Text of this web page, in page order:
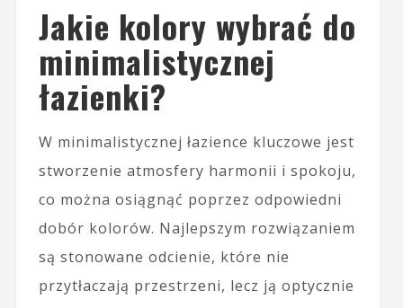
Jakie kolory wybrać do
minimalistycznej
łazienki?
W minimalistycznej łazience kluczowe jest
stworzenie atmosfery harmonii i spokoju,
co można osiągnąć poprzez odpowiedni
dobór kolorów. Najlepszym rozwiązaniem
są stonowane odcienie, które nie
przytłaczają przestrzeni, lecz ją optycznie